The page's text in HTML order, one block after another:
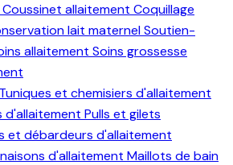
Coussinet allaitement Coquillage
lait maternelSoutien-
allaitement Soins grossesse
Tuniques et chemisiers d'allaitement
d'allaitement Pulls et gilets
et débardeurs d'allaitement
d'allaitement Maillots de bain